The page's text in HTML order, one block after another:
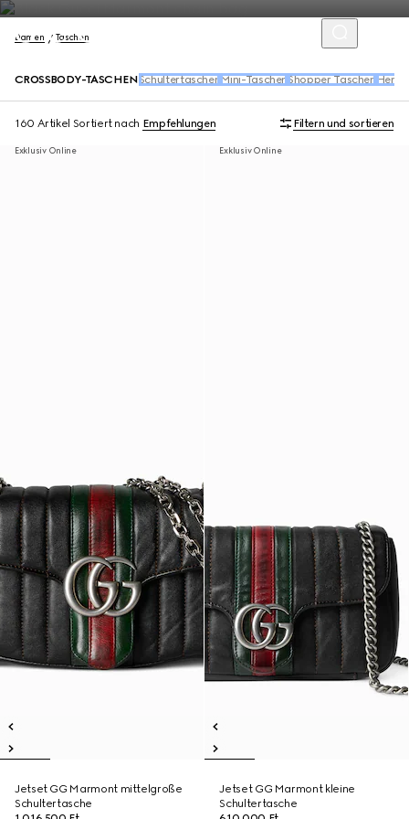
Damen Taschen
CROSSBODY-TASCHEN Schultertaschen Mini-Taschen Shopper Taschen
160 Artikel Sortiert nach Empfehlungen Filtern und sortieren
Exklusiv Online
Jetset GG Marmont mittelgroße
Schultertasche
Exklusiv Online
Jetset GG Marmont kleine
Schultertasche